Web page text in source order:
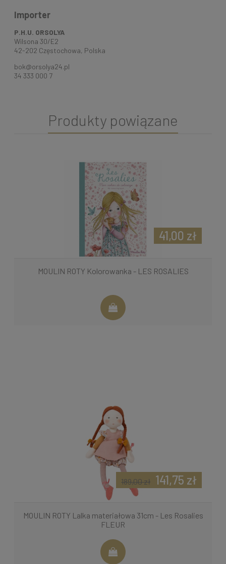
Importer
P.H.U. ORSOLYA
Wilsona 30/E2
42-202 Częstochowa, Polska
bok@orsolya24.pl
34 333 000 7
Produkty powiązane
MOULIN ROTY Kolorowanka - LES ROSALIES
41,00 zł
MOULIN ROTY Lalka materiałowa 31cm - Les Rosalies
FLEUR
141,75 zł
189,00 zł